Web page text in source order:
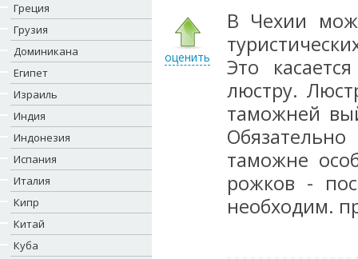
Греция
Грузия
Доминикана
Египет
Израиль
Индия
Индонезия
Испания
Италия
Кипр
Китай
Куба
оценить
В Чехии
Это
люстру.
таможней
таможне
рожков -
необходим.